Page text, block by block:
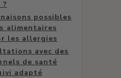
possibles
alimentaires
les allergies
avec des
de santé
adapté